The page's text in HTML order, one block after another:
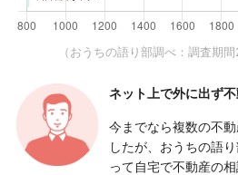
（おうちの語り部調べ：調査期
ネット上で外に出ず
今までなら複数の不
したが、おうちの語
って自宅で不動産の